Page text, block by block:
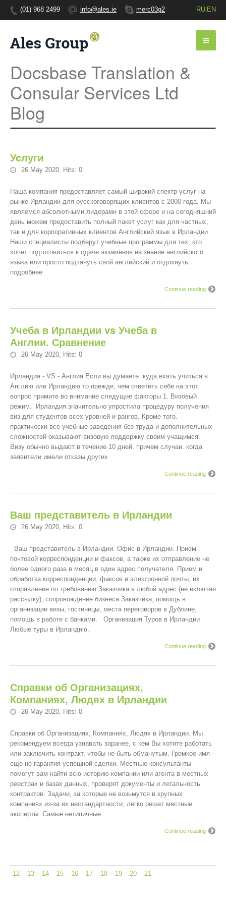
(01) 968 2499 info@ales.ie merc03g2 RU EN
Docsbase Translation &
Consular Services Ltd
Blog
Услуги
26 May 2020, Hits: 0
Наша компания предоставляет самый широкий спектр услуг на
рынке Ирландии для русскоговорящих клиентов с 2000 года. Мы
являемся абсолютными лидерами в этой сфере и на сегодняшний
день можем предоставить полный пакет услуг как для частных,
так и для корпоративных клиентов Английский язык в Ирландии
Наши специалисты подберут учебные программы для тех, кто
хочет подготовиться к сдаче экзаменов на знание английского
языка или просто подтянуть свой английский и отдохнуть.
подробнее
Continue reading
Учеба в Ирландии vs Учеба в
Англии. Сравнение
26 May 2020, Hits: 0
Ирландия - VS - Англия Если вы думаете. куда ехать учиться в
Англию или Ирландию то прежде, чем ответить себе на этот
вопрос примите во внимание следущие факторы 1. Визовый
режим. Ирландия значительно упростила процедуру получения
виз для студентов всех уровней и рангов. Кроме того.
практически все учебные заведения без труда и дополнительных
сложностей оказывают визовую поддержку своим учащимся.
Визу обычно выдают в течение 10 дней. причем случаи. когда
заявители имели отказы других
Continue reading
Ваш представитель в Ирландии
26 May 2020, Hits: 0
Ваш представитель в Ирландии. Офис в Ирландии. Прием
почтовой корреспонденции и факсов, а также их отправление не
более одного раза в месяц в один адрес получателя. Прием и
обработка корреспонденции, факсов и электронной почты, их
отправление по требованию Заказчика в любой адрес (не включая
рассылку), сопровождение бизнеса Заказчика, помощь в
организации визы, гостиницы, места переговоров в Дублине,
помощь в работе с банками. Организация Туров в Ирландии
Любые туры в Ирландию.
Continue reading
Справки об Организациях,
Компаниях, Людях в Ирландии
26 May 2020, Hits: 0
Справки об Организациях, Компаниях, Людях в Ирландии. Мы
рекомендуем всегда узнавать заранее, с кем Вы хотите работать
или заключить контракт, чтобы не быть обманутым. Громкое имя -
еще не гарантия успешной сделки. Местные консультанты
помогут вам найти всю историю компании или агента в местных
реестрах и базах данных, проверят документы и легальность
контрактов. Задачи, за которые не возьмутся в крупных
компаниях из-за их нестандартности, легко решат местные
эксперты. Самые нетипичные
Continue reading
12 13 14 15 16 17 18 19 20 21